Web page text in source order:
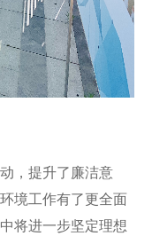
，提升了廉洁意
境工作有了更全面
将进一步坚定理想